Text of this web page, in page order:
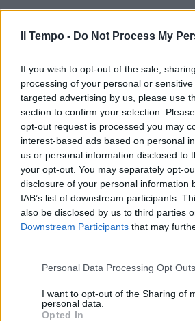
Il Tempo - Do Not Process My
If you wish to opt-out of the sale,
processing of your personal or
targeted advertising by us, please use
section to confirm your selection.
opt-out request is processed you may
interest-based ads based on personal
us or personal information disclosed to
your opt-out. You may separately opt-
disclosure of your personal information
IAB’s list of downstream participants.
also be disclosed by us to third parties
Downstream Participants that may
Personal Data Processing Opt Outs
I want to opt-out of the Sharing of
personal data.
Opted In
Crepet è duro: “Degrado e
dispersione scolastica spine
perenni di periferie
14/01/2024
FOLLIA IN STRADA
"Torpore esistenziale": la
Crepet su Baiocco e il cavo
d'acciaio
08/01/2024
ATTENZIONE MEDIATICA
"Borghesia ferita nelle sue
storia di Cecchettin
21/12/2023